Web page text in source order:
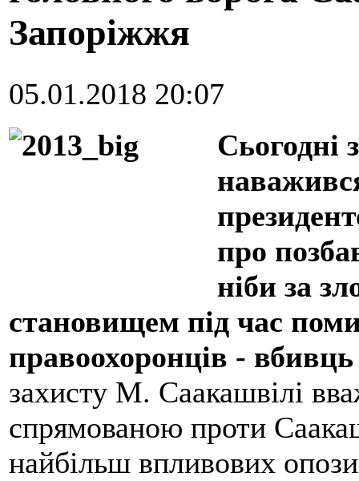
Запоріжжя
05.01.2018 20:07
Сьогодні
про
ніби за
становищем під час
правоохоронців -
захисту М. Саакашвілі
спрямованою проти
найбільш впливових